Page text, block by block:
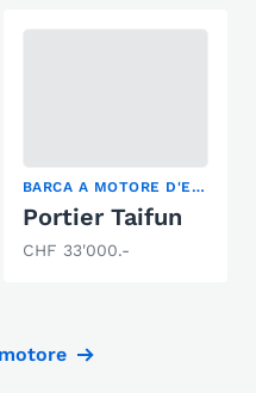
BARCA A MOTORE D'EPOCA
Portier Taifun
CHF 33'000.-